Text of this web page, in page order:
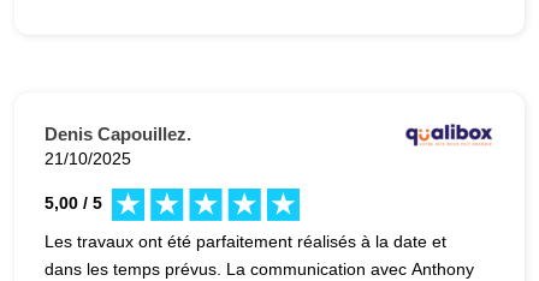
Denis Capouillez.
21/10/2025
5,00 / 5
Les travaux ont été parfaitement réalisés à la date et
dans les temps prévus. La communication avec Anthony